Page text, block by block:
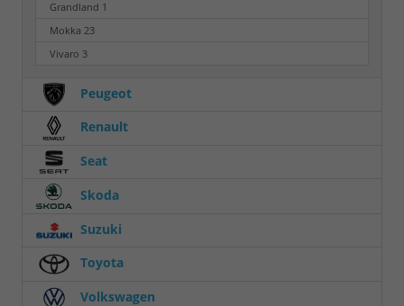
Grandland 1
Mokka 23
Vivaro 3
Peugeot
Renault
Seat
Skoda
Suzuki
Toyota
Volkswagen